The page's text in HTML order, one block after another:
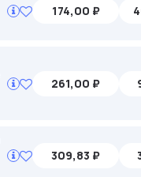
174,00 ₽
261,00 ₽
309,83 ₽